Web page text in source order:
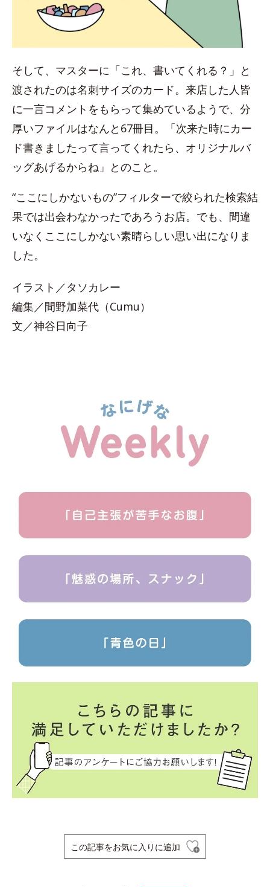
そして、マスターに「これ、書いてくれる？」と
渡されたのは名刺サイズのカード。来店した人皆
に一言コメントをもらって集めているようで、分
厚いファイルはなんと67冊目。「次来た時にカー
ド書きましたって言ってくれたら、オリジナルバ
ッグあげるからね」とのこと。
“ここにしかないもの”フィルターで絞られた検索結
果では出会わなかったであろうお店。でも、間違
いなくここにしかない素晴らしい思い出になりま
した。
イラスト／タソカレー
編集／間野加菜代（Cumu）
文／神谷日向子
この記事をお気に入りに追加